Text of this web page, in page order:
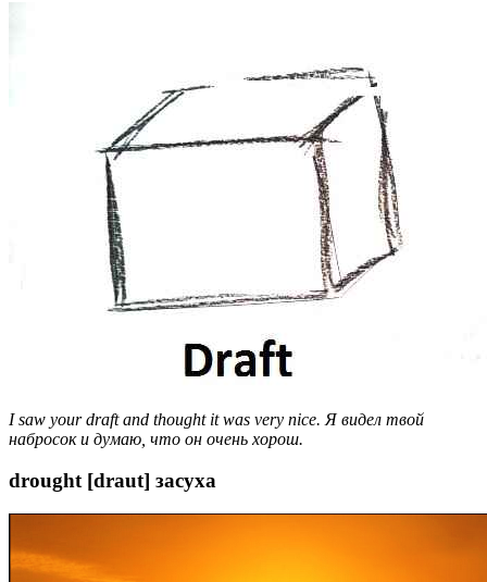
I saw your draft and thought it was very nice. Я видел твой
набросок и думаю, что он очень хорош.
drought [draut] засуха